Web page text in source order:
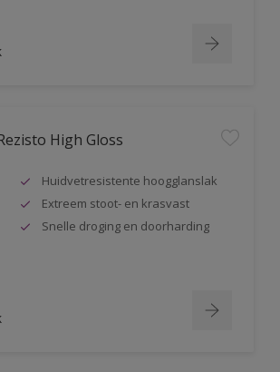
High Gloss
Huidvetresistente hoogglanslak
Extreem stoot- en krasvast
Snelle droging en doorharding